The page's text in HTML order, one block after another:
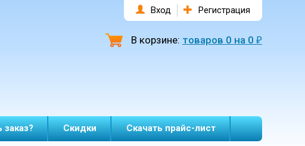
Вход Регистрация
В корзине: товаров 0 на 0 ₽
заказ? Скидки Скачать прайс-лист